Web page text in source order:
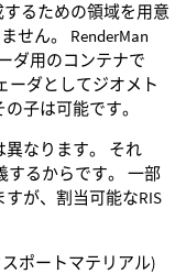
するための領域を用意
せん。 RenderMan
ダ用のコンテナで
ーダとしてジオメト
子は可能です。
異なります。 それ
するからです。 一部
が、割当可能なRIS
ポートマテリアル)